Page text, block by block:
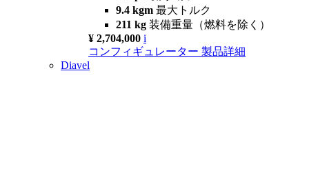
9.4 kgm 最大トルク
211 kg 装備重量（燃料を除く）
¥ 2,704,000 i
コンフィギュレーター 製品詳細
Diavel